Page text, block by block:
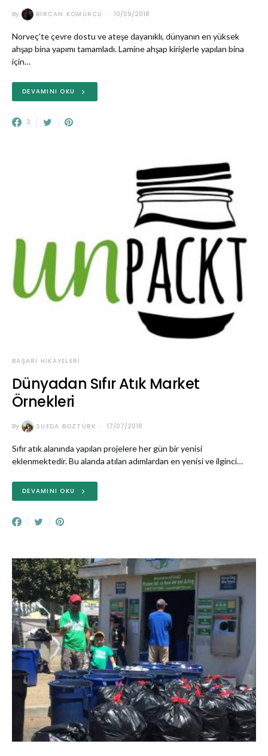
By BIRCAN KÖMÜRCÜ 10/09/2018
Norveç’te çevre dostu ve ateşe dayanıklı, dünyanın en yüksek
ahşap bina yapımı tamamladı. Lamine ahşap kirişlerle yapılan bina
için…
DEVAMINI OKU
3
BAŞARI HIKAYELERI
Dünyadan Sıfır Atık Market
Örnekleri
By SUEDA BOZTÜRK 17/07/2018
Sıfır atık alanında yapılan projelere her gün bir yenisi
eklenmektedir. Bu alanda atılan adımlardan en yenisi ve ilginci…
DEVAMINI OKU